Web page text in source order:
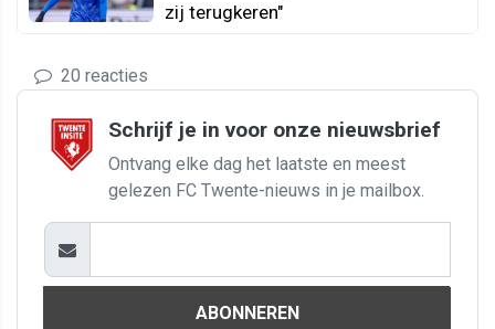
zij terugkeren"
20 reacties
Schrijf je in voor onze nieuwsbrief
Ontvang elke dag het laatste en meest
gelezen FC Twente-nieuws in je mailbox.
ABONNEREN